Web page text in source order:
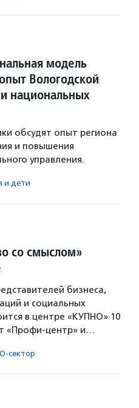
модель
Вологодской
национальных
обсудят опыт региона
и повышения
управления.
и дети
со смыслом»
бизнеса,
и социальных
в центре «КУПНО» 10
«Профи-центр» и…
сектор